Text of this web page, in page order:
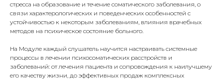
стресса на образование и течение соматического заболевания, о
связи характерологических и поведенческих особенностей с
устойчивостью к некоторым заболеваниям, влияния врачебных
методов на психическое состояние больного.
На Модуле каждый слушатель научится настраивать системные
процессы в лечении психосоматических расстройств и
заболеваний: от лечения пациента и сопровождения к наилучшему
его качеству жизни, до эффективных продаж комплексных